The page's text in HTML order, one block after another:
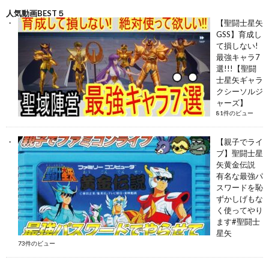
人気動画BEST５
【聖闘士星矢
GSS】育成し
て損しない!
最強キャラ7
選!!!【聖闘
士星矢ギャラ
クシーソルジ
ャーズ】
81件のビュー
【親子でライ
ブ】聖闘士星
矢黄金伝説
有名な最強パ
スワードを恥
ずかしげもな
く使ってやり
ます#聖闘士
星矢
73件のビュー